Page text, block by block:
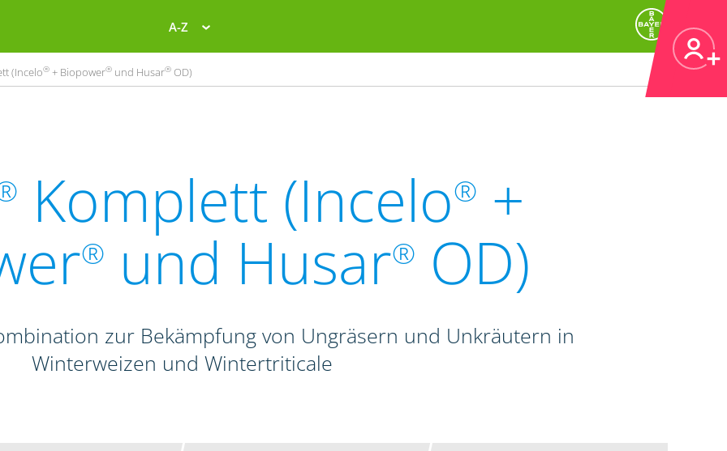
A-Z
(Incelo® + Biopower® und Husar® OD)
Komplett (Incelo® +
® und Husar® OD)
zur Bekämpfung von Ungräsern und Unkräutern in
Winterweizen und Wintertriticale